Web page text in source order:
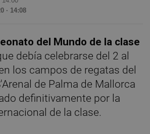
· 14:08
del Mundo de la clase
debía celebrarse del 2 al
los campos de regatas del
de Palma de Mallorca
definitivamente por la
de la clase.